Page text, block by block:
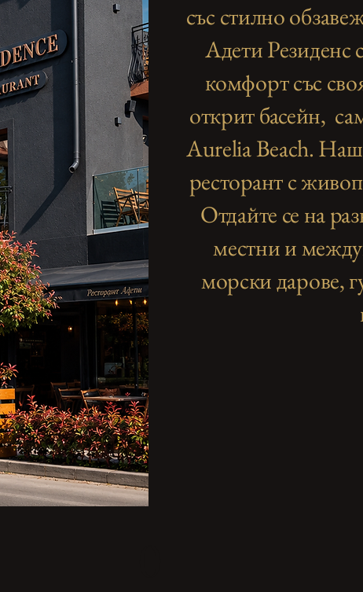
със стилно
Адети Резиденс
комфорт със
открит басейн,
Aurelia Beach.
ресторант с
Отдайте се на
местни и
морски дарове,